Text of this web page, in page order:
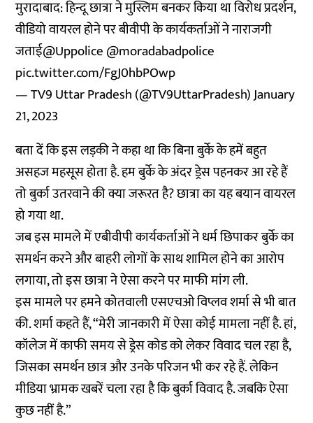
मुरादाबाद: हिन्दू छात्रा ने मुस्लिम बनकर किया था विरोध प्रदर्शन,
वीडियो वायरल होने पर बीवीपी के कार्यकर्ताओं ने नाराजगी
जताई@Uppolice@moradabadpolice
pic.twitter.com/FgJ0hbPOwp
— TV9 Uttar Pradesh (@TV9UttarPradesh)January
21, 2023
बता दें कि इस लड़की ने कहा था कि बिना बुर्के के हमें बहुत
असहज महसूस होता है. हम बुर्के के अंदर ड्रेस पहनकर आ रहे हैं
तो बुर्का उतरवाने की क्या जरूरत है? छात्रा का यह बयान वायरल
हो गया था.
जब इस मामले में एबीवीपी कार्यकर्ताओं ने धर्म छिपाकर बुर्के का
समर्थन करने और बाहरी लोगों के साथ शामिल होने का आरोप
लगाया, तो इस छात्रा ने ऐसा करने पर माफी मांग ली.
इस मामले पर हमने कोतवाली एसएचओ विप्लव शर्मा से भी बात
की. शर्मा कहते हैं, “मेरी जानकारी में ऐसा कोई मामला नहीं है. हां,
कॉलेज में काफी समय से ड्रेस कोड को लेकर विवाद चल रहा है,
जिसका समर्थन छात्र और उनके परिजन भी कर रहे हैं. लेकिन
मीडिया भ्रामक खबरें चला रहा है कि बुर्का विवाद है. जबकि ऐसा
कुछ नहीं है.”